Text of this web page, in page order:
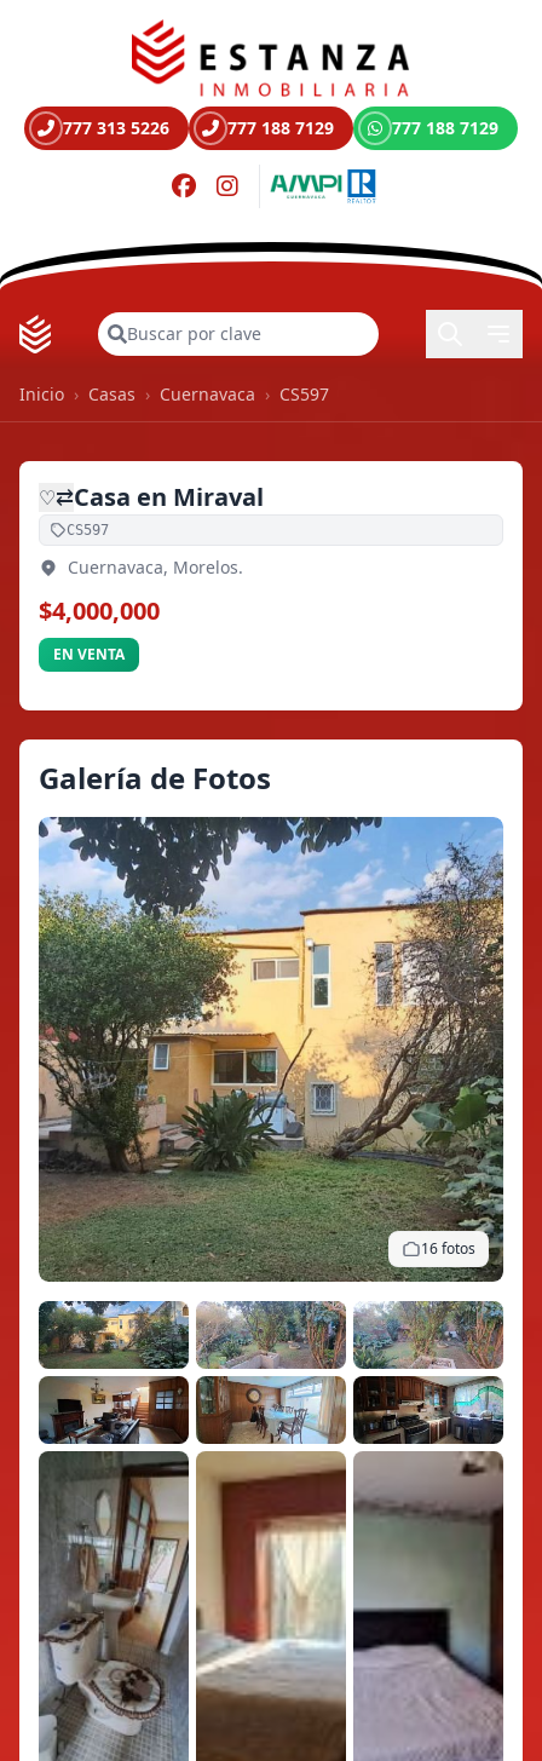
777 313 5226 777 188 7129 777 188 7129
Buscar
Inicio › Casas › Cuernavaca › CS597
♡⇄Casa en Miraval
CS597
Cuernavaca, Morelos.
$4,000,000
EN VENTA
Galería de Fotos
16 fotos